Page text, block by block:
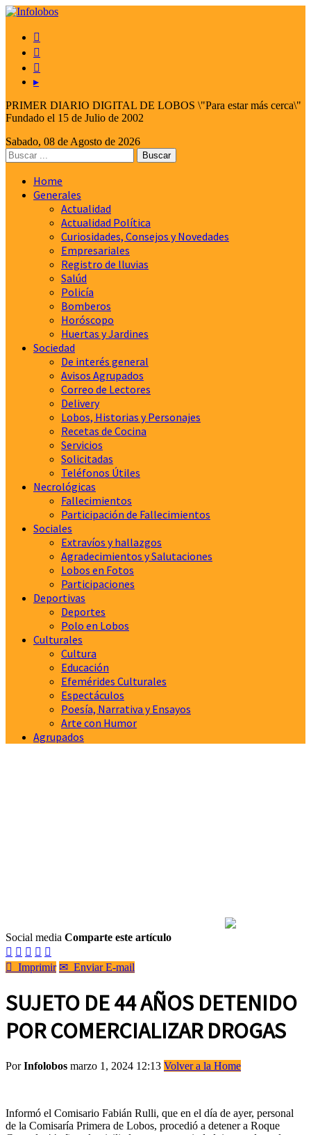



▸
PRIMER DIARIO DIGITAL DE LOBOS \"Para estar más cerca\"
Fundado el 15 de Julio de 2002
Sabado, 08 de Agosto de 2026
Home
Generales
Actualidad
Actualidad Política
Curiosidades, Consejos y Novedades
Empresariales
Registro de lluvias
Salúd
Policía
Bomberos
Horóscopo
Huertas y Jardines
Sociedad
De interés general
Avisos Agrupados
Correo de Lectores
Delivery
Lobos, Historias y Personajes
Recetas de Cocina
Servicios
Solicitadas
Teléfonos Útiles
Necrológicas
Fallecimientos
Participación de Fallecimientos
Sociales
Extravíos y hallazgos
Agradecimientos y Salutaciones
Lobos en Fotos
Participaciones
Deportivas
Deportes
Polo en Lobos
Culturales
Cultura
Educación
Efemérides Culturales
Espectáculos
Poesía, Narrativa y Ensayos
Arte con Humor
Agrupados
Social media Comparte este artículo
    
 Imprimir ✉ Enviar E-mail
SUJETO DE 44 AÑOS DETENIDO
POR COMERCIALIZAR DROGAS
PorInfolobos marzo 1, 2024 12:13 Volver a la Home
Informó el Comisario Fabián Rulli, que en el día de ayer, personal
de la Comisaría Primera de Lobos, procedió a detener a Roque